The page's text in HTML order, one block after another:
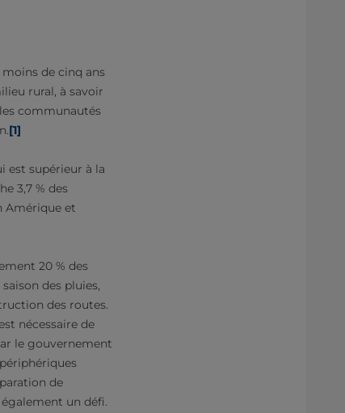
de cinq ans
rural, à savoir
communautés
[1]
est supérieur à la
3,7 % des
Amérique et
20 % des
des pluies,
des routes.
nécessaire de
le gouvernement
de
un défi.